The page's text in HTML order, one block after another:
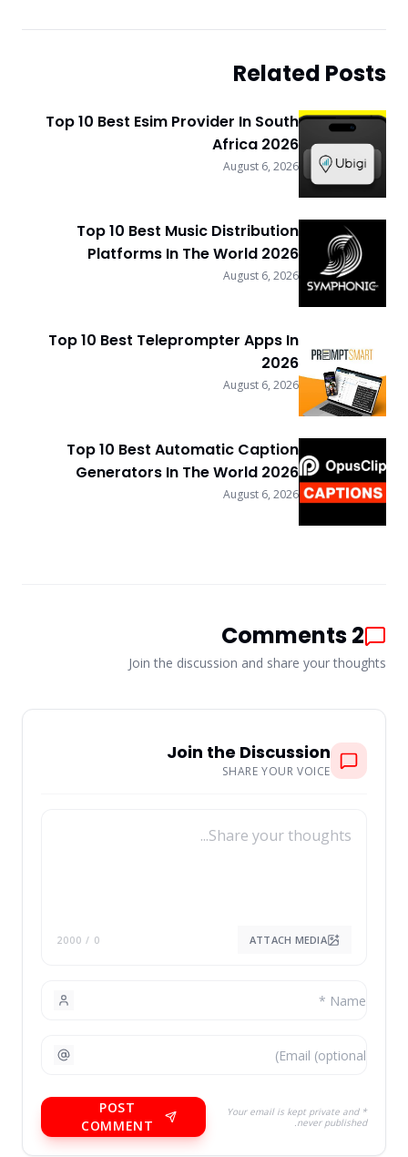
Related Posts
Top 10 Best Esim Provider In South
Africa 2026
August 6, 2026
Top 10 Best Music Distribution
Platforms In The World 2026
August 6, 2026
Top 10 Best Teleprompter Apps In
2026
August 6, 2026
Top 10 Best Automatic Caption
Generators In The World 2026
August 6, 2026
2
Comments
Join the discussion and share your thoughts
Join the Discussion
SHARE YOUR VOICE
ATTACH MEDIA
0
/ 2000
* Your email is kept private and
never published.
POST
COMMENT